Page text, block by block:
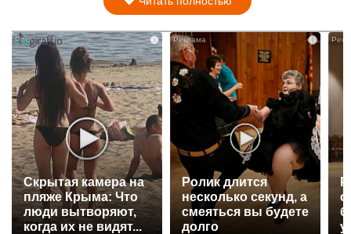
i
Скрытая камера на
пляже Крыма: Что
люди вытворяют,
когда их не видят...
Ролик длится
несколько секунд, а
смеяться вы будете
долго